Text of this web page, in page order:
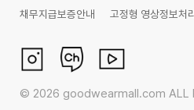
채무지급보증안내
고정형 영상정보처
© 2026 goodwearmall.com ALL